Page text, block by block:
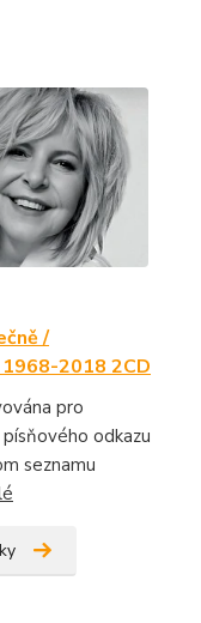
/
2018 2CD
pro
odkazu
seznamu